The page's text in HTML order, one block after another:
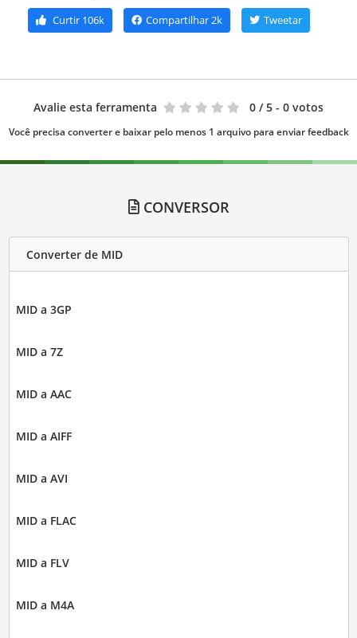
Curtir 106k Compartilhar2k Tweetar
Avalie esta ferramenta 0 / 5 - 0 votos
Você precisa converter e baixar pelo menos 1 arquivo para enviar feedback
CONVERSOR
Converter de MID
MID a 3GP
MID a 7Z
MID a AAC
MID a AIFF
MID a AVI
MID a FLAC
MID a FLV
MID a M4A